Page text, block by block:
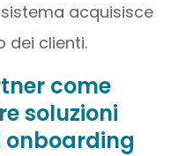
acquisisce
dei clienti.
come
soluzioni
onboarding